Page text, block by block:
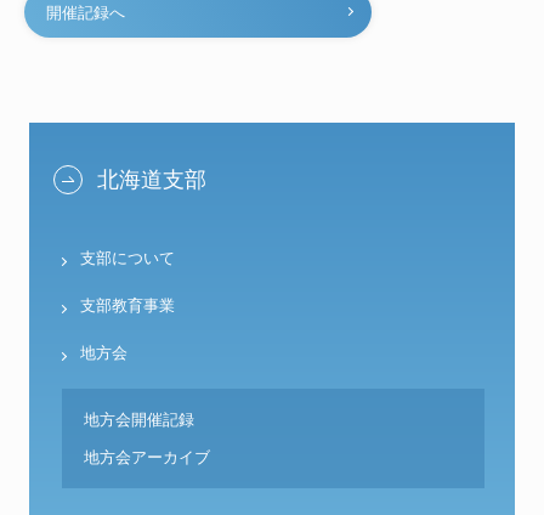
開催記録へ
北海道支部
支部について
支部教育事業
地方会
地方会開催記録
地方会アーカイブ